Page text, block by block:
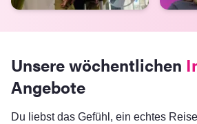
Unsere wöchentlichen
Angebote
Du liebst das Gefühl, ein echtes